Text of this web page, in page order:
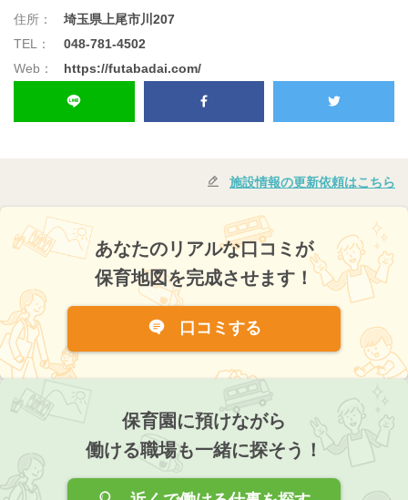
住所：
埼玉県上尾市川207
TEL：
048-781-4502
Web：
https://futabadai.com/
施設情報の更新依頼はこちら
あなたのリアルな口コミが
保育地図を完成させます！
口コミする
保育園に預けながら
働ける職場も一緒に探そう！